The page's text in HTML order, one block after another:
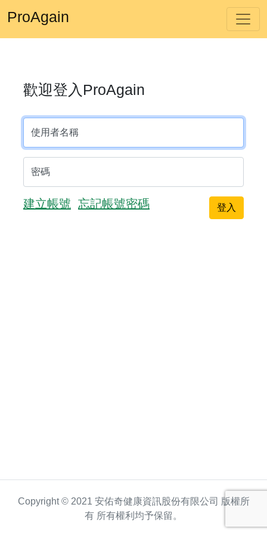
ProAgain
歡迎登入ProAgain
使用者名稱
密碼
建立帳號 忘記帳號密碼
Copyright © 2021 安佑奇健康資訊股份有限公司 版權所
有 所有權利均予保留。